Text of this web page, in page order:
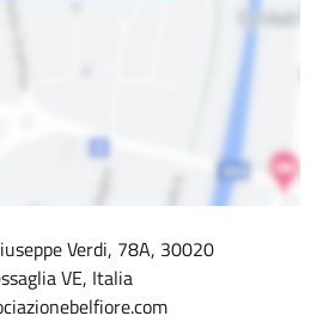
Verdi, 78A, 30020
VE, Italia